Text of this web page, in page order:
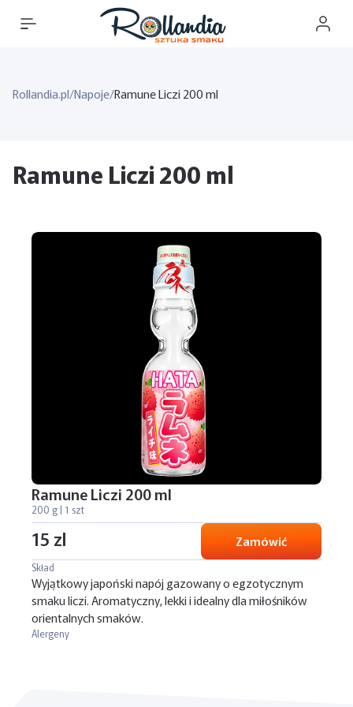
Rollandia.pl/Napoje/Ramune Liczi 200 ml
Ramune Liczi 200 ml
Ramune Liczi 200 ml
200 g | 1 szt
15 zl Zamówić
Skład
Wyjątkowy japoński napój gazowany o egzotycznym
smaku liczi. Aromatyczny, lekki i idealny dla miłośników
orientalnych smaków.
Alergeny